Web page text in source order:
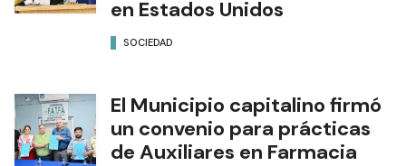
en Estados Unidos
SOCIEDAD
El Municipio capitalino firmó
un convenio para prácticas
de Auxiliares en Farmacia